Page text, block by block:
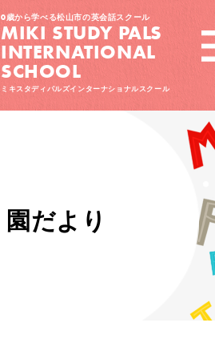
0歳から学べる松山市の英会話スクール
MIKI STUDY PALS
INTERNATIONAL
SCHOOL
ミキスタディパルズインターナショナルスクール
園だより